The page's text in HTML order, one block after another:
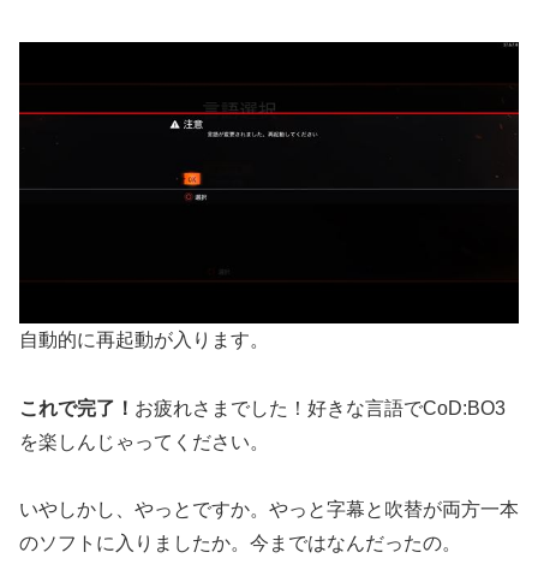
自動的に再起動が入ります。
これで完了！ お疲れさまでした！好きな言語でCoD:BO3
を楽しんじゃってください。
いやしかし、やっとですか。やっと字幕と吹替が両方一本
のソフトに入りましたか。今まではなんだったの。